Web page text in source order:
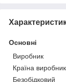
Основні
Виробник
Країна виробник
Безобідковий